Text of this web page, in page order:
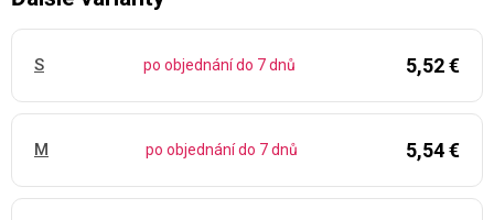
S po objednání do 7 dnů 5,52 €
M po objednání do 7 dnů 5,54 €